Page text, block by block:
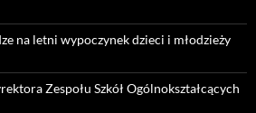
na letni wypoczynek dzieci i młodzieży
Zespołu Szkół Ogólnokształcących